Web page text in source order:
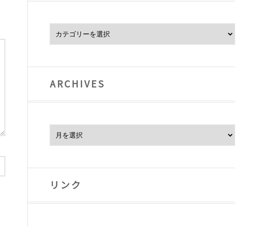
ARCHIVES
リンク